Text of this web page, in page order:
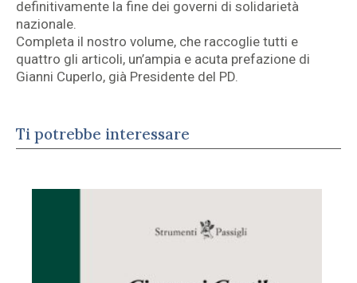
definitivamente la fine dei governi di solidarietà
nazionale.
Completa il nostro volume, che raccoglie tutti e
quattro gli articoli, un’ampia e acuta prefazione di
Gianni Cuperlo, già Presidente del PD.
Ti potrebbe interessare